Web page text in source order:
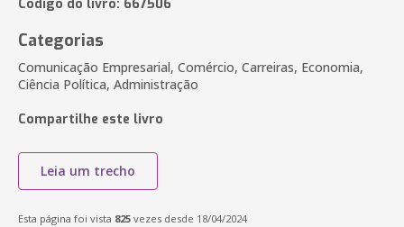
Código do livro: 667506
Categorias
Comunicação Empresarial, Comércio, Carreiras, Economia,
Ciência Política, Administração
Compartilhe este livro
Leia um trecho
Esta página foi vista 825 vezes desde 18/04/2024